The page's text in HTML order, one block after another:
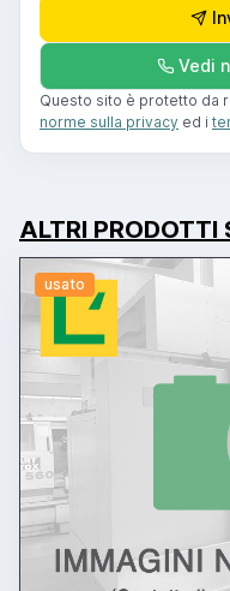
Vedi
Questo sito è protetto da
norme sulla privacy ed i
ALTRI PRODOTTI
usato